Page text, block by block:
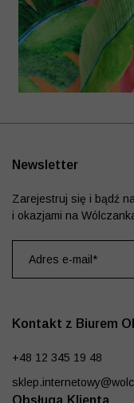
Kontakt z Biurem
+48 12 345 19 48
Newsletter
Zarejestruj się i bądź
i okazjami na